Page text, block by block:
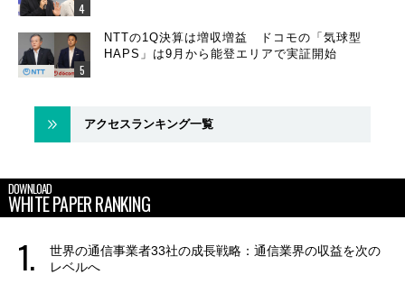
NTTの1Q決算は増収増益 ドコモの「気球型
HAPS」は9月から能登エリアで実証開始
アクセスランキング一覧
DOWNLOAD
WHITE PAPER RANKING
世界の通信事業者33社の成長戦略：通信業界の収益を次の
レベルへ